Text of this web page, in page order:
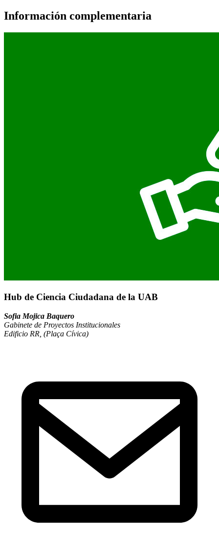
Información complementaria
Hub de Ciencia Ciudadana de la UAB
Sofia Mojica Baquero
Gabinete de Proyectos Institucionales
Edificio RR, (Plaça Cívica)